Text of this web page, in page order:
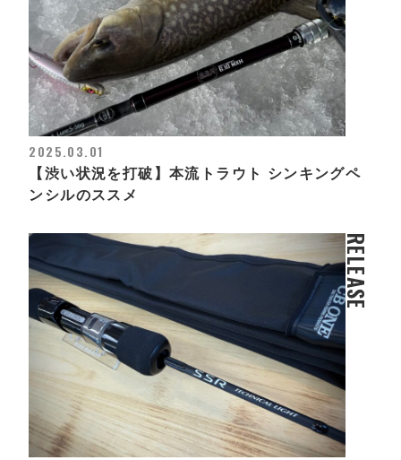
2025.03.01
【渋い状況を打破】本流トラウト シンキングペ
ンシルのススメ
RELEASE